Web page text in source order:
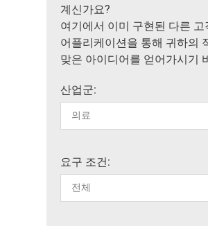
계신가요?
여기에서 이미 구현된 다른 고
어플리케이션을 통해 귀하의
맞은 아이디어를 얻어가시기
산업군:
요구 조건: